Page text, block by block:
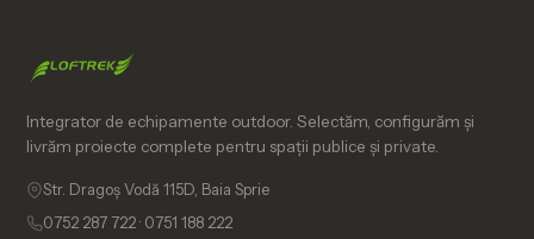
Integrator de echipamente outdoor. Selectăm, configurăm și
livrăm proiecte complete pentru spații publice și private.
Str. Dragoș Vodă 115D, Baia Sprie
0752 287 722 · 0751 188 222